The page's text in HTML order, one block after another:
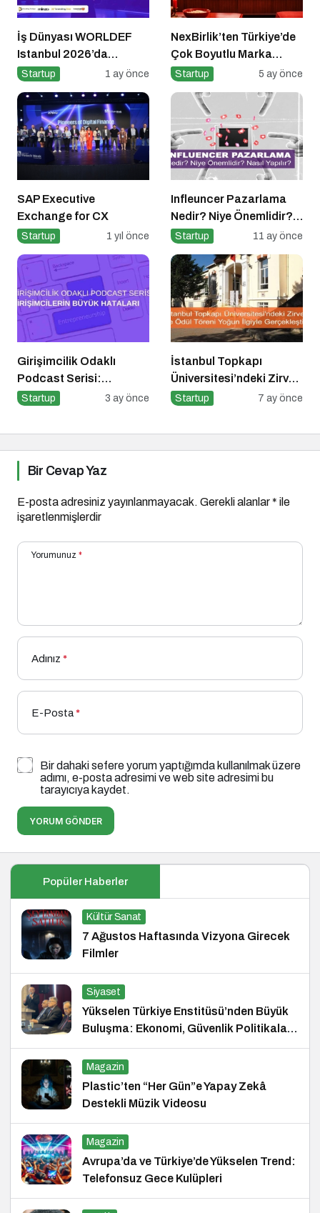
İş Dünyası WORLDEF
Istanbul 2026’da
Buluştu
Startup 1 ay önce
NexBirlik’ten Türkiye’de
Çok Boyutlu Marka
Hamlesi
Startup 5 ay önce
SAP Executive
Exchange for CX
Startup 1 yıl önce
Infleuncer Pazarlama
Nedir? Niye Önemlidir?
Influencer Pazarlama
Startup 11 ay önce
Girişimcilik Odaklı
Podcast Serisi:
Girişimcilerin Büyük
Startup 3 ay önce
İstanbul Topkapı
Üniversitesi’ndeki Zirve
ve Ödül Töreni Yoğun
Startup 7 ay önce
Bir Cevap Yaz
E-posta adresiniz yayınlanmayacak. Gerekli alanlar* ile
işaretlenmişlerdir
Yorumunuz *
Adınız *
E-Posta*
Bir dahaki sefere yorum yaptığımda kullanılmak üzere
adımı, e-posta adresimi ve web site adresimi bu
tarayıcıya kaydet.
YORUM GÖNDER
Popüler Haberler
Kültür Sanat
7 Ağustos Haftasında Vizyona Girecek
Filmler
Siyaset
Yükselen Türkiye Enstitüsü’nden Büyük
Buluşma: Ekonomi, Güvenlik Politikaları
ve Hukuk Konferansı
Magazin
Plastic’ten “Her Gün”e Yapay Zekâ
Destekli Müzik Videosu
Magazin
Avrupa’da ve Türkiye’de Yükselen Trend:
Telefonsuz Gece Kulüpleri